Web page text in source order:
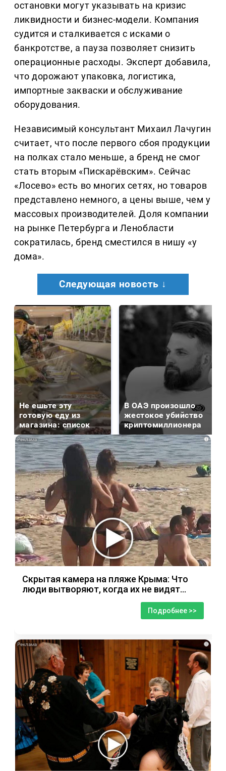
остановки могут указывать на кризис
ликвидности и бизнес-модели. Компания
судится и сталкивается с исками о
банкротстве, а пауза позволяет снизить
операционные расходы. Эксперт добавила,
что дорожают упаковка, логистика,
импортные закваски и обслуживание
оборудования.
Независимый консультант Михаил Лачугин
считает, что после первого сбоя продукции
на полках стало меньше, а бренд не смог
стать вторым «Пискарёвским». Сейчас
«Лосево» есть во многих сетях, но товаров
представлено немного, а цены выше, чем у
массовых производителей. Доля компании
на рынке Петербурга и Ленобласти
сократилась, бренд сместился в нишу «у
дома».
Следующая новость ↓
Не ешьте эту
готовую еду из
магазина: список
В ОАЭ произошло
жестокое убийство
криптомиллионера
i
Скрытая камера на пляже Крыма: Что
люди вытворяют, когда их не видят...
Подробнее >>
i